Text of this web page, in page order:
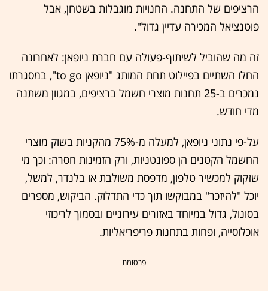
הרציפים של התחנה. החנויות מוגבלות בשטחן, אבל
פוטנציאל המכירה עדיין גדול".
זה מה שהוביל לשיתוף-פעולה עם חברת ניופאן: לאחרונה
החלו השתיים בפיילוט תחת המותג "ניופאן to go", במסגרתו
נמכרים ב-25 תחנות מוצרי חשמל ברציפים, במגוון משתנה
מדי חודש.
על-פי נתוני ניופאן, למעלה מ-75% מהקניות בשוק מוצרי
החשמל הקטנים הן ספונטניות, ורק הזמינות חסרה: וכך מי
שזקוק למכשיר טלפון, מדפסת משולבת או בלנדר, למשל,
יוכל "להיזכר" במבוקשו תוך כדי התדלוק. הביקוש, מספרים
בסונול, גדול במיוחד באזורים עירוניים ובסמוך לריכוזי
אוכלוסייה, ופחות בתחנות פריפריאליות.
- פרסומת -